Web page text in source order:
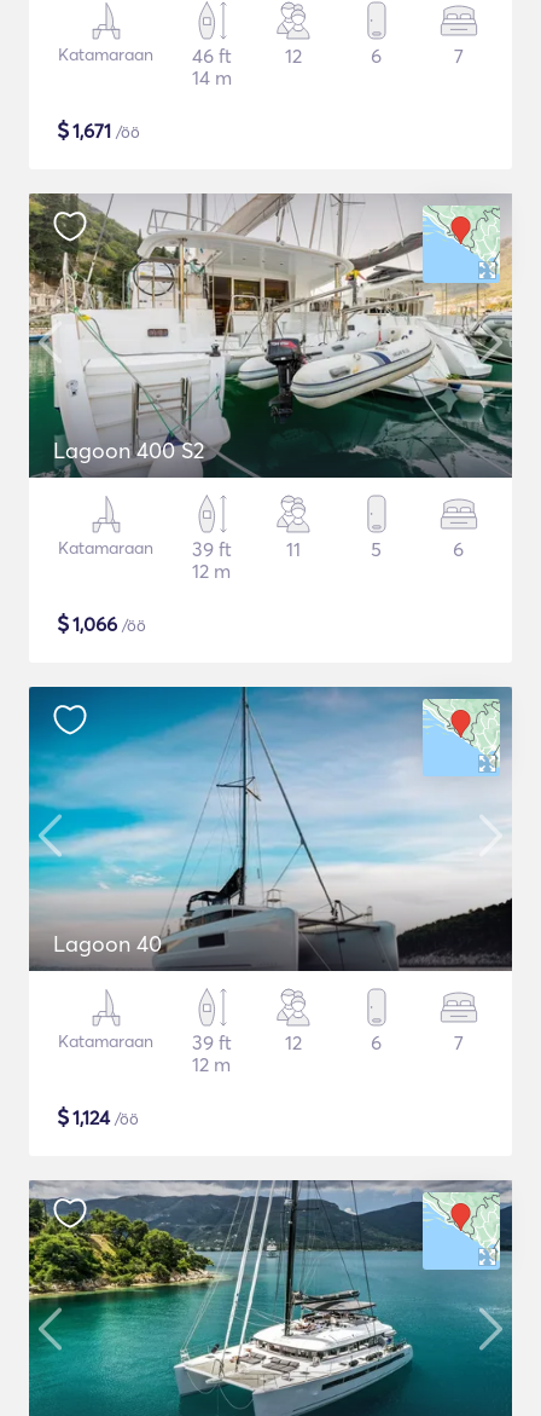
Katamaraan
46 ft
14 m
12 6 7
$1,671 /öö
Lagoon 400 S2
Katamaraan
39 ft
12 m
11 5 6
$1,066 /öö
Lagoon 40
Katamaraan
39 ft
12 m
12 6 7
$1,124/öö